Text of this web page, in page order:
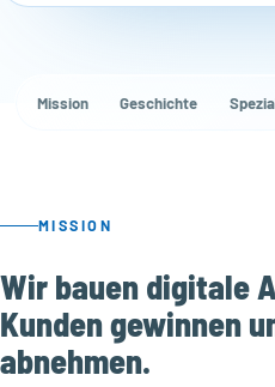
Mission Geschichte
MISSION
Wir bauen digitale
Kunden gewinnen
abnehmen.